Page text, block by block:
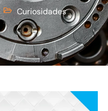
Curiosidades